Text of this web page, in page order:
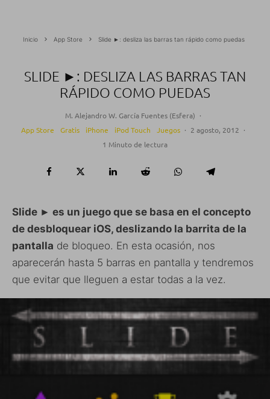
Inicio App Store Slide ►: desliza las barras tan rápido como puedas
SLIDE ►: DESLIZA LAS BARRAS TAN
RÁPIDO COMO PUEDAS
M. Alejandro W. García Fuentes (Esfera) ·
App Store
Gratis iPhone iPod Touch Juegos · 2 agosto, 2012 ·
1 Minuto de lectura
Slide ► es un juego que se basa en el concepto
de desbloquear iOS, deslizando la barrita de la
pantalla de bloqueo. En esta ocasión, nos
aparecerán hasta 5 barras en pantalla y tendremos
que evitar que lleguen a estar todas a la vez.